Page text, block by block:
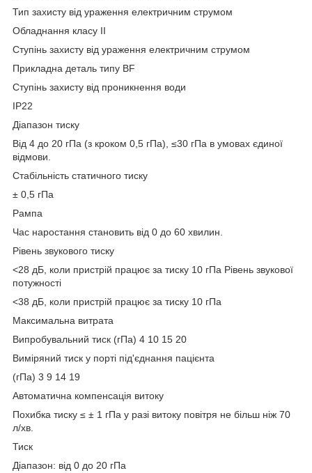
Тип захисту від ураження електричним струмом
Обладнання класу II
Ступінь захисту від ураження електричним струмом
Прикладна деталь типу BF
Ступінь захисту від проникнення води
IP22
Діапазон тиску
Від 4 до 20 гПа (з кроком 0,5 гПа), ≤30 гПа в умовах єдиної
відмови.
Стабільність статичного тиску
± 0,5 гПа
Рампа
Час наростання становить від 0 до 60 хвилин.
Рівень звукового тиску
<28 дБ, коли пристрій працює за тиску 10 гПа Рівень звукової
потужності
<38 дБ, коли пристрій працює за тиску 10 гПа
Максимальна витрата
Випробувальний тиск (гПа) 4 10 15 20
Виміряний тиск у порті під'єднання пацієнта
(гПа) 3 9 14 19
Автоматична компенсація витоку
Похибка тиску ≤ ± 1 гПа у разі витоку повітря не більш ніж 70
л/хв.
Тиск
Діапазон: від 0 до 20 гПа